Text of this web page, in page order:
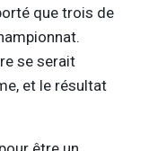
que trois de
se serait
et le résultat